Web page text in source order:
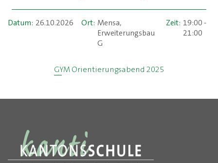
Datum: 26.10.2026 Ort: Mensa,
Erweiterungsbau
G
Zeit: 19:00 -
21:00
GYM Orientierungsabend 2025